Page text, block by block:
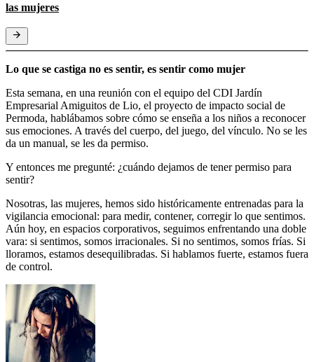
las mujeres
Lo que se castiga no es sentir, es sentir como mujer
Esta semana, en una reunión con el equipo del CDI Jardín
Empresarial Amiguitos de Lio, el proyecto de impacto social de
Permoda, hablábamos sobre cómo se enseña a los niños a reconocer
sus emociones. A través del cuerpo, del juego, del vínculo. No se les
da un manual, se les da permiso.
Y entonces me pregunté: ¿cuándo dejamos de tener permiso para
sentir?
Nosotras, las mujeres, hemos sido históricamente entrenadas para la
vigilancia emocional: para medir, contener, corregir lo que sentimos.
Aún hoy, en espacios corporativos, seguimos enfrentando una doble
vara: si sentimos, somos irracionales. Si no sentimos, somos frías. Si
lloramos, estamos desequilibradas. Si hablamos fuerte, estamos fuera
de control.